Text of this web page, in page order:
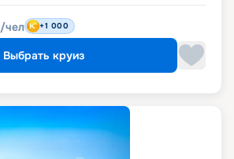
/чел +1 000
Выбрать круиз